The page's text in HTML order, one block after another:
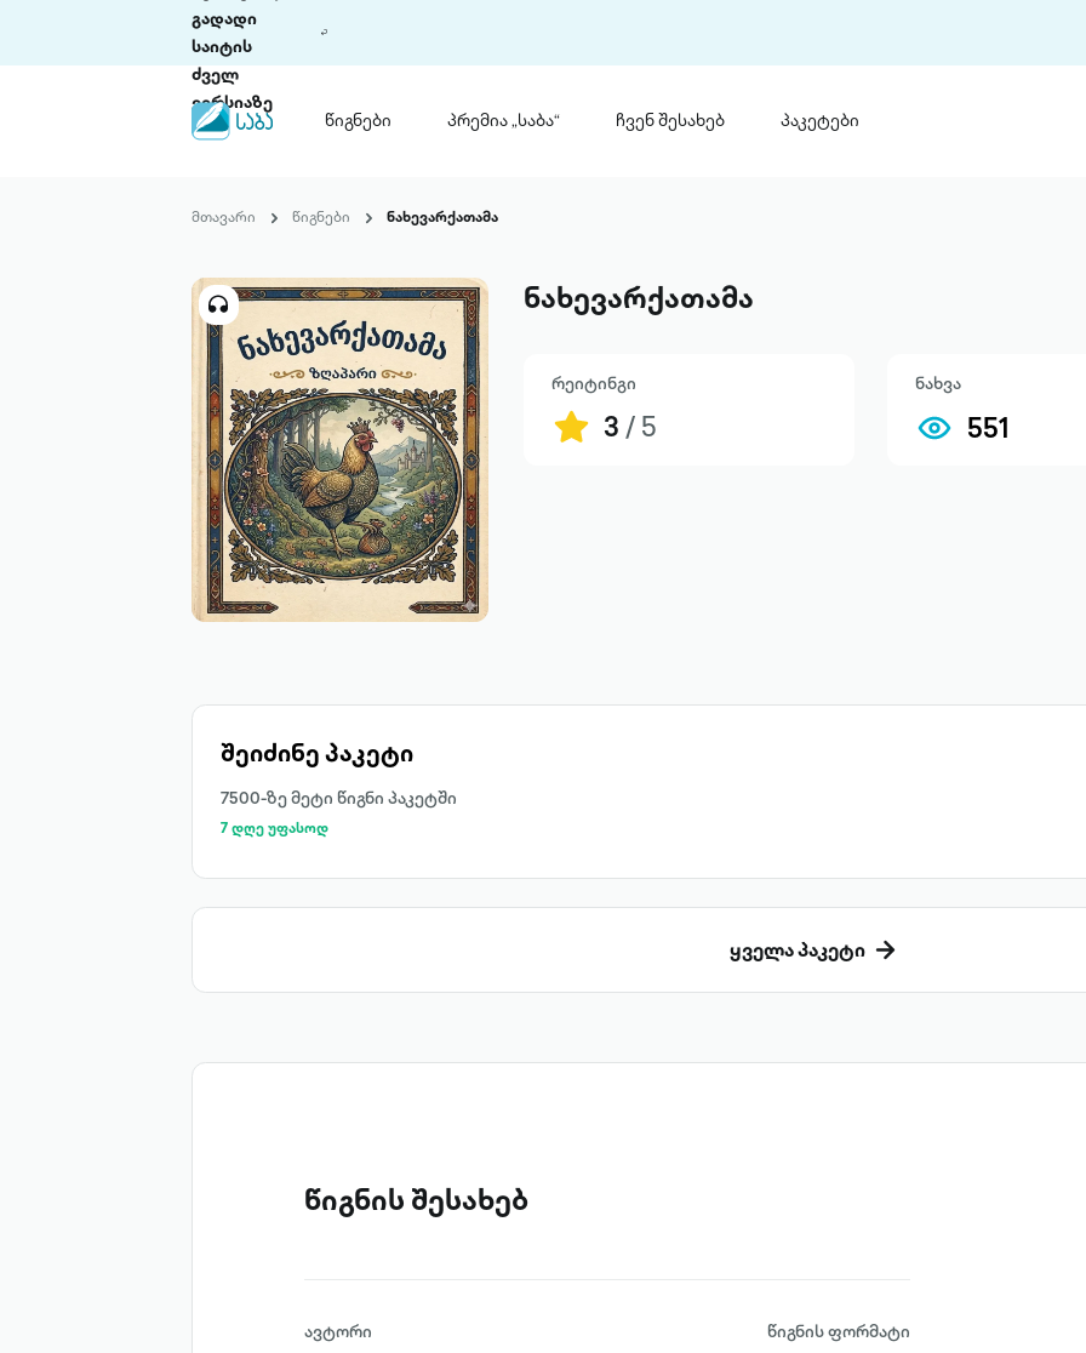
გადადი
საიტის
ძველ
ვერსიაზე
წიგნები პრემია „საბა“
ლიტერატურული პრემია „საბა“
წესდება
საკონკურსო განაცხადი
ჩვენ შესახებ პაკეტები
ჩვენ შესახებ
პაკეტები
მთავარი წიგნები ნახევარქათამა
ნახევარქათამა
რეიტინგი
3/ 5
ნახვა
551
შეიძინე პაკეტი
7500-ზე მეტი წიგნი პაკეტში
7 დღე უფასოდ
ყველა პაკეტი
წიგნის შესახებ
ავტორი წიგნის ფორმატი